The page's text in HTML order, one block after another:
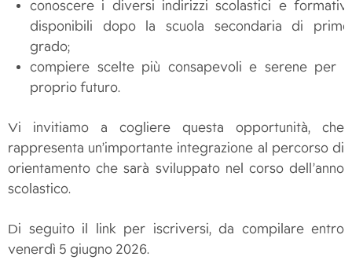
conoscere i diversi indirizzi scolastici e formativi
disponibili dopo la scuola secondaria di primo
grado;
compiere scelte più consapevoli e serene per il
proprio futuro.
Vi invitiamo a cogliere questa opportunità, che
rappresenta un’importante integrazione al percorso di
orientamento che sarà sviluppato nel corso dell’anno
scolastico.
Di seguito il link per iscriversi, da compilare entro
venerdì 5 giugno 2026.